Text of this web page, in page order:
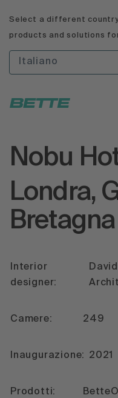
Select a different
products and solutions
Italiano
Nobu
Londra,
Bretagna
Interior
designer:
Camere: 249
Inaugurazione: 2021
Prodotti: